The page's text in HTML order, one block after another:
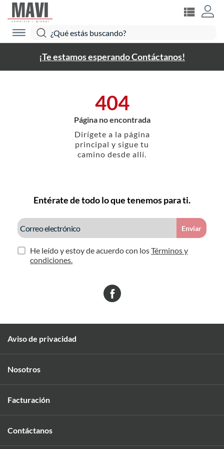
¡Te estamos esperando Contáctanos!
404
Página no encontrada
Dirígete a la página
principal y sigue tu
camino desde allí.
Entérate de todo lo que tenemos para ti.
Enviar
He leído y estoy de acuerdo con losTérminos y
condiciones.
Aviso de privacidad
Nosotros
Facturación
Contáctanos